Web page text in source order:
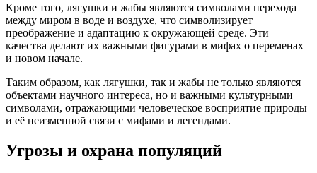
Кроме того, лягушки и жабы являются символами перехода
между миром в воде и воздухе, что символизирует
преображение и адаптацию к окружающей среде. Эти
качества делают их важными фигурами в мифах о переменах
и новом начале.
Таким образом, как лягушки, так и жабы не только являются
объектами научного интереса, но и важными культурными
символами, отражающими человеческое восприятие природы
и её неизменной связи с мифами и легендами.
Угрозы и охрана популяций